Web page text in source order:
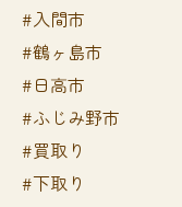
#入間市
#鶴ヶ島市
#日高市
#ふじみ野市
#買取り
#下取り